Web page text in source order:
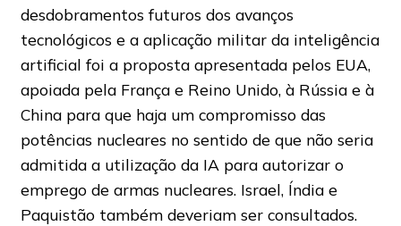
desdobramentos futuros dos avanços
tecnológicos e a aplicação militar da inteligência
artificial foi a proposta apresentada pelos EUA,
apoiada pela França e Reino Unido, à Rússia e à
China para que haja um compromisso das
potências nucleares no sentido de que não seria
admitida a utilização da IA para autorizar o
emprego de armas nucleares. Israel, Índia e
Paquistão também deveriam ser consultados.